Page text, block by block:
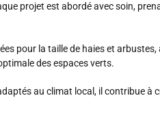
projet est abordé avec soin,
pour la taille de haies et
des espaces verts.
au climat local, il contribue à